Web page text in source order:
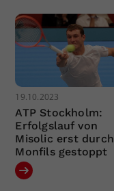
19.10.2023
ATP Stockholm:
Erfolgslauf von
Misolic erst durch
Monfils gestoppt